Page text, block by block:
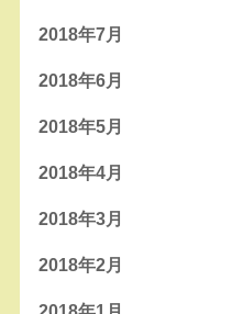
2018年7月
2018年6月
2018年5月
2018年4月
2018年3月
2018年2月